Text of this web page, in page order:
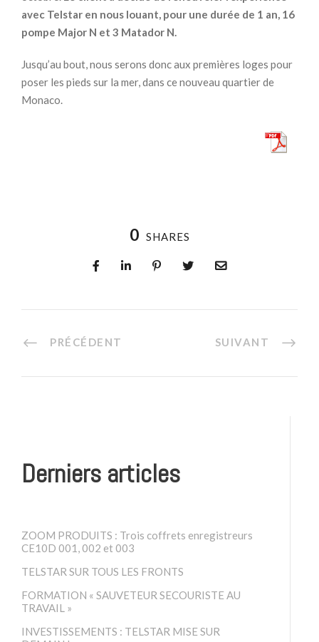
avec Telstar en nous louant, pour une durée de 1 an, 16
pompe Major N et 3 Matador N.
Jusqu’au bout, nous serons donc aux premières loges pour
poser les pieds sur la mer, dans ce nouveau quartier de
Monaco.
0 SHARES
PRÉCÉDENT SUIVANT
Derniers articles
ZOOM PRODUITS : Trois coffrets enregistreurs
CE10D 001, 002 et 003
TELSTAR SUR TOUS LES FRONTS
FORMATION « SAUVETEUR SECOURISTE AU
TRAVAIL »
INVESTISSEMENTS : TELSTAR MISE SUR